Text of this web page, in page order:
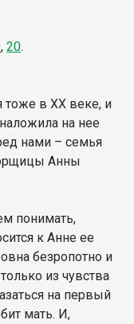
, 20.
тоже в ХХ веке, и
на нее
нами – семья
Анны
понимать,
к Анне ее
безропотно и
из чувства
на первый
мать. И,